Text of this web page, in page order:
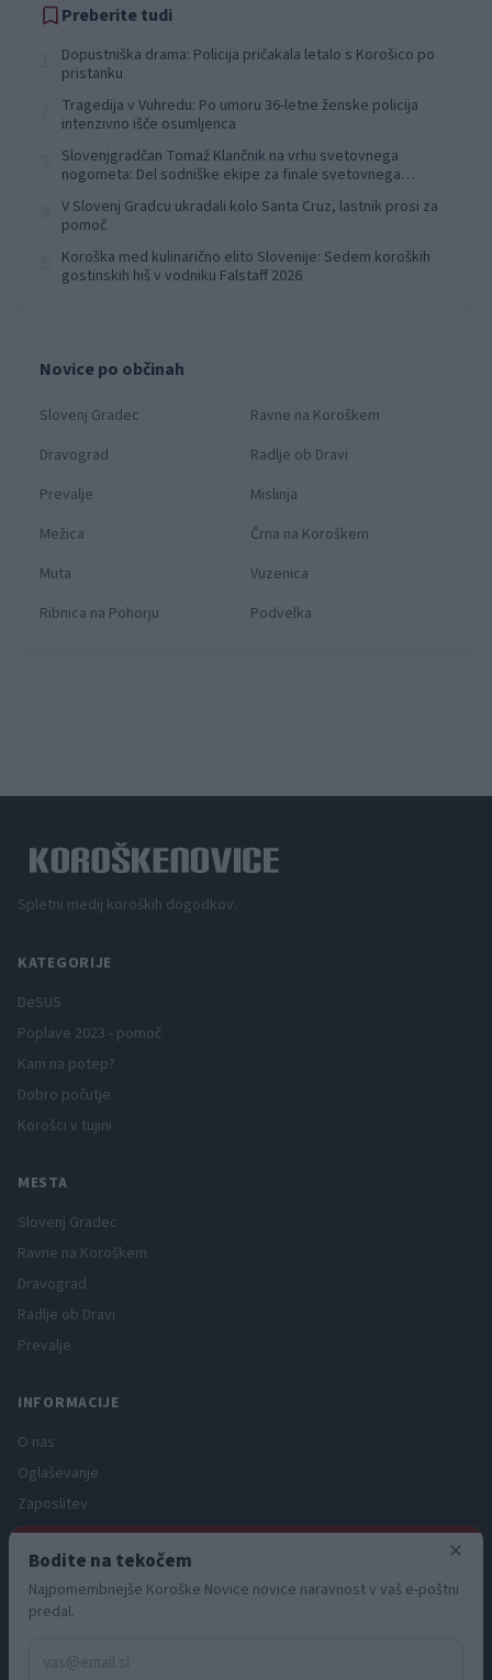
Preberite tudi
Dopustniška drama: Policija pričakala letalo s Korošico po
pristanku
Tragedija v Vuhredu: Po umoru 36-letne ženske policija
intenzivno išče osumljenca
Slovenjgradčan Tomaž Klančnik na vrhu svetovnega
nogometa: Del sodniške ekipe za finale svetovnega
V Slovenj Gradcu ukradali kolo Santa Cruz, lastnik prosi za
pomoč
Koroška med kulinarično elito Slovenije: Sedem koroških
gostinskih hiš v vodniku Falstaff 2026
Novice po občinah
Slovenj Gradec
Ravne na Koroškem
Dravograd
Radlje ob Dravi
Prevalje
Mislinja
Mežica
Črna na Koroškem
Muta
Vuzenica
Ribnica na Pohorju
Podvelka
Spletni medij koroških dogodkov.
KATEGORIJE
DeSUS
Poplave 2023 - pomoč
Kam na potep?
Dobro počutje
Korošci v tujini
MESTA
Slovenj Gradec
Ravne na Koroškem
Dravograd
Radlje ob Dravi
Prevalje
INFORMACIJE
O nas
Oglaševanje
Zaposlitev
Pravno obvestilo
Zasebnost in piškotki
Storitve
Pogoji uporabe
×
Bodite na tekočem
Najpomembnejše Koroške Novice novice naravnost v vaš e-poštni
predal.